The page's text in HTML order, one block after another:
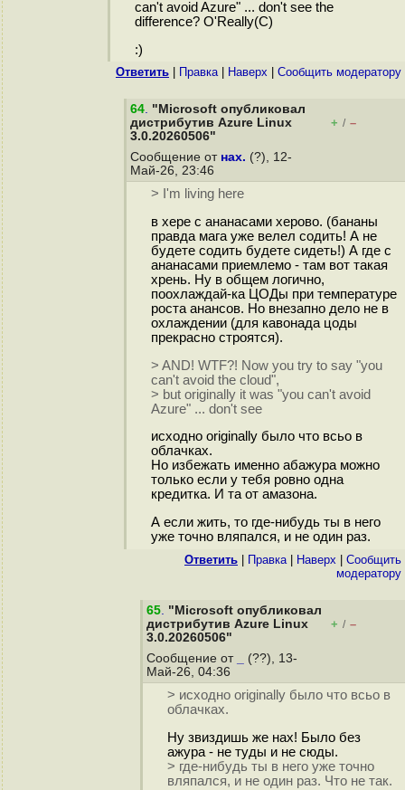
can't avoid Azure" ... don't see the
difference? O'Really(C)
:)
Ответить Правка| Наверх Cообщить модератору
64. "Microsoft опубликовал
дистрибутив Azure Linux
3.0.20260506"
+ / –
Сообщение от нах. (?), 12-
Май-26, 23:46
> I'm living here
в хере с ананасами херово. (бананы
правда мага уже велел содить! А не
будете содить будете сидеть!) А где с
ананасами приемлемо - там вот такая
хрень. Ну в общем логично,
поохлаждай-ка ЦОДы при температуре
роста анансов. Но внезапно дело не в
охлаждении (для кавонада цоды
прекрасно строятся).
> AND! WTF?! Now you try to say "you
can't avoid the cloud",
> but originally it was "you can't avoid
Azure" ... don't see
исходно originally было что всьо в
облачках.
Но избежать именно абажура можно
только если у тебя ровно одна
кредитка. И та от амазона.
А если жить, то где-нибудь ты в него
уже точно вляпался, и не один раз.
Ответить Правка| Наверх
Cообщить
модератору
65. "Microsoft опубликовал
дистрибутив Azure Linux
3.0.20260506"
+ / –
Сообщение от
(??), 13-
Май-26, 04:36
> исходно originally было что всьо в
облачках.
Ну звиздишь же нах! Было без
ажура - не туды и не сюды.
> где-нибудь ты в него уже точно
вляпался, и не один раз. Что не так.